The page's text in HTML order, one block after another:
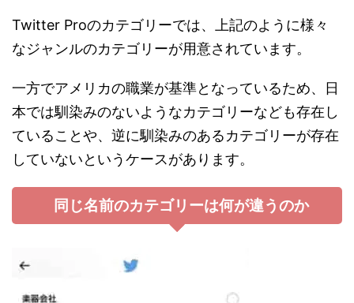
Twitter Proのカテゴリーでは、上記のように様々
なジャンルのカテゴリーが用意されています。
一方でアメリカの職業が基準となっているため、日
本では馴染みのないようなカテゴリーなども存在し
ていることや、逆に馴染みのあるカテゴリーが存在
していないというケースがあります。
同じ名前のカテゴリーは何が違うのか